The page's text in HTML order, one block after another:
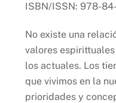
ISBN/ISSN: 978-
No existe una
valores
los actuales. Los
que vivimos en la
prioridades y